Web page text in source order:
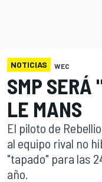
NOTICIAS WEC
SMP SERÁ
LE MANS
El piloto de
al equipo rival no
"tapado" para las
año.